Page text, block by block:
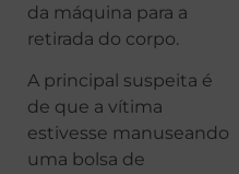
da máquina para a
retirada do corpo.
A principal suspeita é
de que a vítima
estivesse manuseando
uma bolsa de